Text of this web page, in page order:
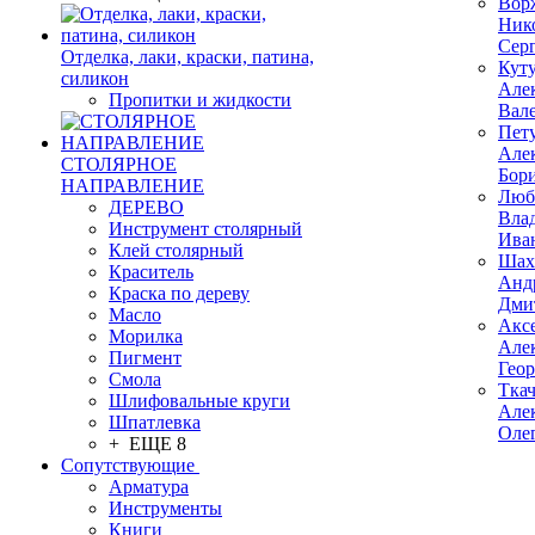
Отделка, лаки, краски, патина,
силикон
Пропитки и жидкости
СТОЛЯРНОЕ
НАПРАВЛЕНИЕ
ДЕРЕВО
Инструмент столярный
Клей столярный
Краситель
Краска по дереву
Масло
Морилка
Пигмент
Смола
Шлифовальные круги
Шпатлевка
+ ЕЩЕ 8
Сопутствующие
Арматура
Инструменты
Книги